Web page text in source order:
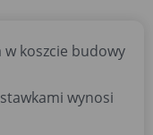
w koszcie budowy
wynosi